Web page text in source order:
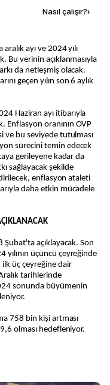
Nasıl çalışır?›
Bu verinin açıklanmasıyla
da netleşmiş olacak.
geçen yılın son 6 aylık
Haziran ayı itibarıyla
Enflasyon oranının OVP
ve bu seviyede tutulması
sürecini temin edecek
gerileyene kadar da
sağlayacak şekilde
enflasyon ataleti
daha etkin mücadele
Şubat'ta açıklayacak. Son
yılının üçüncü çeyreğinde
üç çeyreğine dair
tarihlerinde
sonunda büyümenin
758 bin kişi artması
olması hedefleniyor.